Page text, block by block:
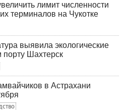
лимит численности
терминалов на Чукотке
выявила экологические
порту Шахтерск
в Астрахани